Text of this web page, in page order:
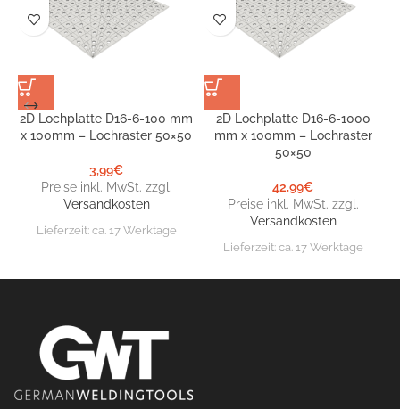
2D Lochplatte D16-6-100 mm
x 100mm – Lochraster 50×50
3,99€
Preise inkl. MwSt. zzgl.
Versandkosten
Lieferzeit: ca. 17 Werktage
2D Lochplatte D16-6-1000
mm x 100mm – Lochraster
50×50
42,99€
Preise inkl. MwSt. zzgl.
Versandkosten
Lieferzeit: ca. 17 Werktage